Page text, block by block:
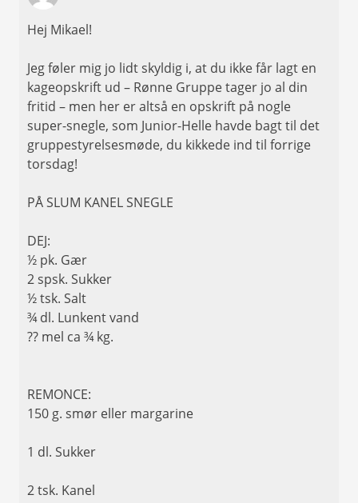
Hej Mikael!
Jeg føler mig jo lidt skyldig i, at du ikke får lagt en
kageopskrift ud – Rønne Gruppe tager jo al din
fritid – men her er altså en opskrift på nogle
super-snegle, som Junior-Helle havde bagt til det
gruppestyrelsesmøde, du kikkede ind til forrige
torsdag!
PÅ SLUM KANEL SNEGLE
DEJ:
½ pk. Gær
2 spsk. Sukker
½ tsk. Salt
¾ dl. Lunkent vand
?? mel ca ¾ kg.
REMONCE:
150 g. smør eller margarine
1 dl. Sukker
2 tsk. Kanel